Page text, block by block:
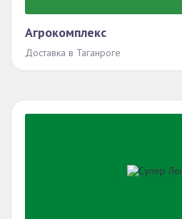
Агрокомплекс
Доставка в Таганроге